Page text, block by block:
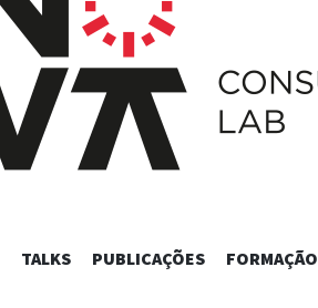
SKIP
TALKS PUBLICAÇÕES FORMAÇÃO